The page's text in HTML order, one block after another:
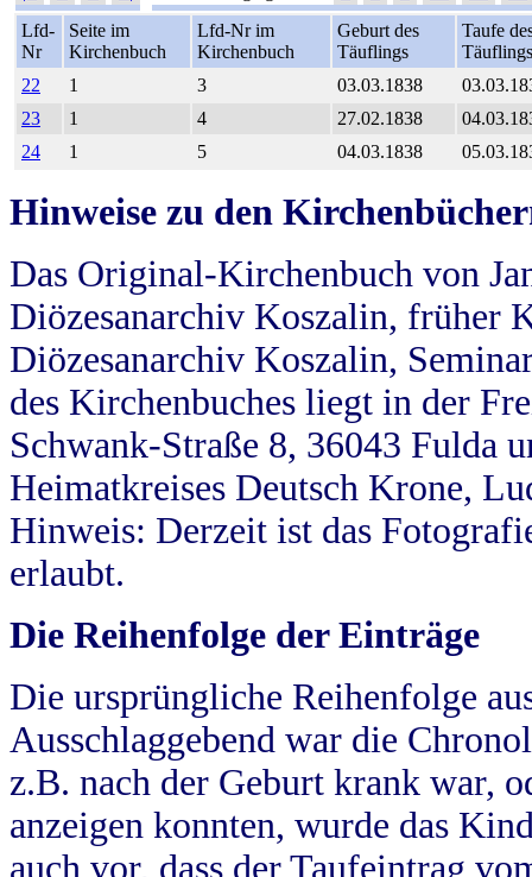
Lfd-
Nr
Seite im
Kirchenbuch
Lfd-Nr im
Kirchenbuch
Geburt des
Täuflings
Taufe
Täuflings
22
1 3 03.03.1838
23
1 4 27.02.1838
24
1 5 04.03.1838
Hinweise zu den
Das Original-Kirchenbuch von
Diözesanarchiv Koszalin, früher
Diözesanarchiv Koszalin,
des Kirchenbuches liegt in der
Schwank-Straße 8, 36043 Fulda
Heimatkreises Deutsch Krone,
Hinweis: Derzeit ist das
erlaubt.
Die Reihenfolge der Einträge
Die ursprüngliche Reihenfolge
Ausschlaggebend war die
z.B. nach der Geburt krank war,
anzeigen konnten, wurde das
auch vor, dass der Taufeintrag